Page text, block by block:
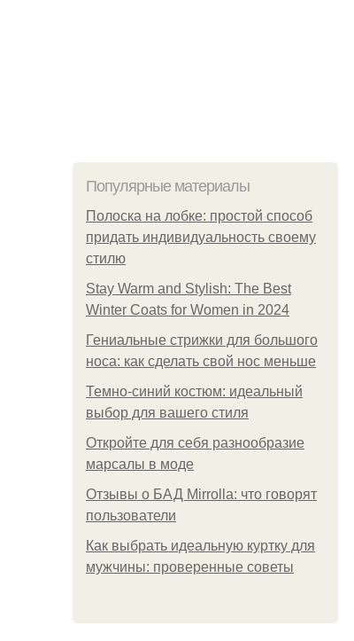
Популярные материалы
Полоска на лобке: простой способ
придать индивидуальность своему
стилю
Stay Warm and Stylish: The Best
Winter Coats for Women in 2024
Гениальные стрижки для большого
носа: как сделать свой нос меньше
Темно-синий костюм: идеальный
выбор для вашего стиля
Откройте для себя разнообразие
марсалы в моде
Отзывы о БАД Mirrolla: что говорят
пользователи
Как выбрать идеальную куртку для
мужчины: проверенные советы